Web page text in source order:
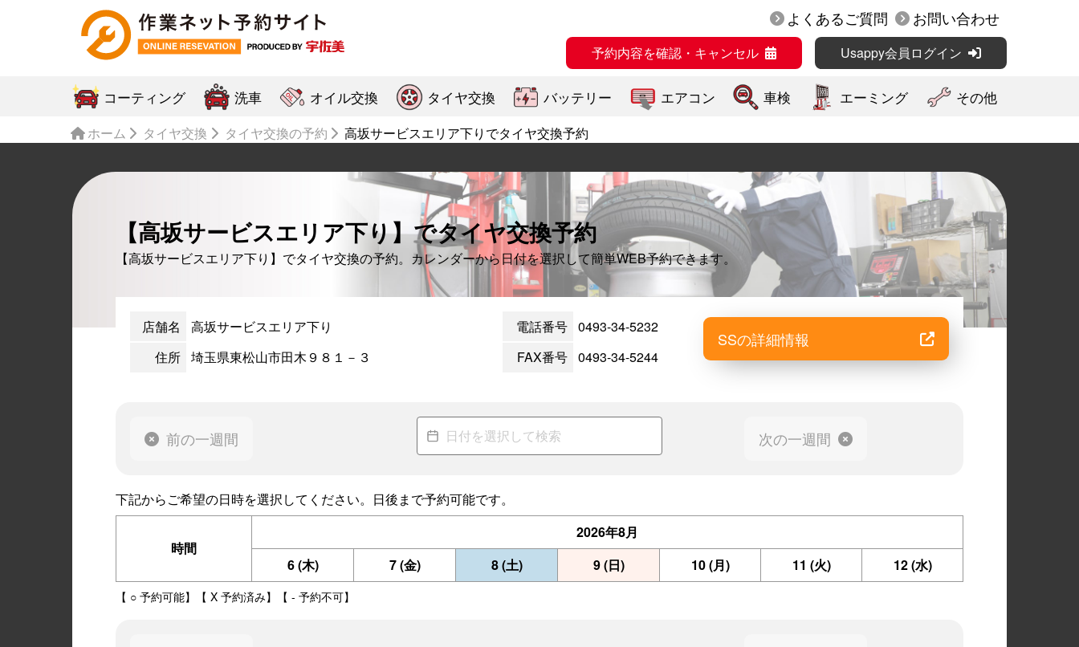
よくあるご質問 お問い合わせ
予約内容を確認・キャンセル Usappy会員ログイン
コーティング 洗車 オイル交換 タイヤ交換 バッテリー エアコン 車検 エーミング その他
ホーム タイヤ交換 タイヤ交換の予約 高坂サービスエリア下りでタイヤ交換予約
【高坂サービスエリア下り】でタイヤ交換予約
【高坂サービスエリア下り】でタイヤ交換の予約。カレンダーから日付を選択して簡単WEB予約できます。
店舗名
高坂サービスエリア下り
住所 埼玉県東松山市田木９８１－３
電話番号 0493-34-5232
FAX番号 0493-34-5244
SSの詳細情報
前の一週間 次の一週間
下記からご希望の日時を選択してください。日後まで予約可能です。
時間
2026年8月
6(木) 7(金) 8(土) 9(日) 10(月) 11 (火) 12(水)
【 ○ 予約可能】【 X 予約済み】【 - 予約不可】